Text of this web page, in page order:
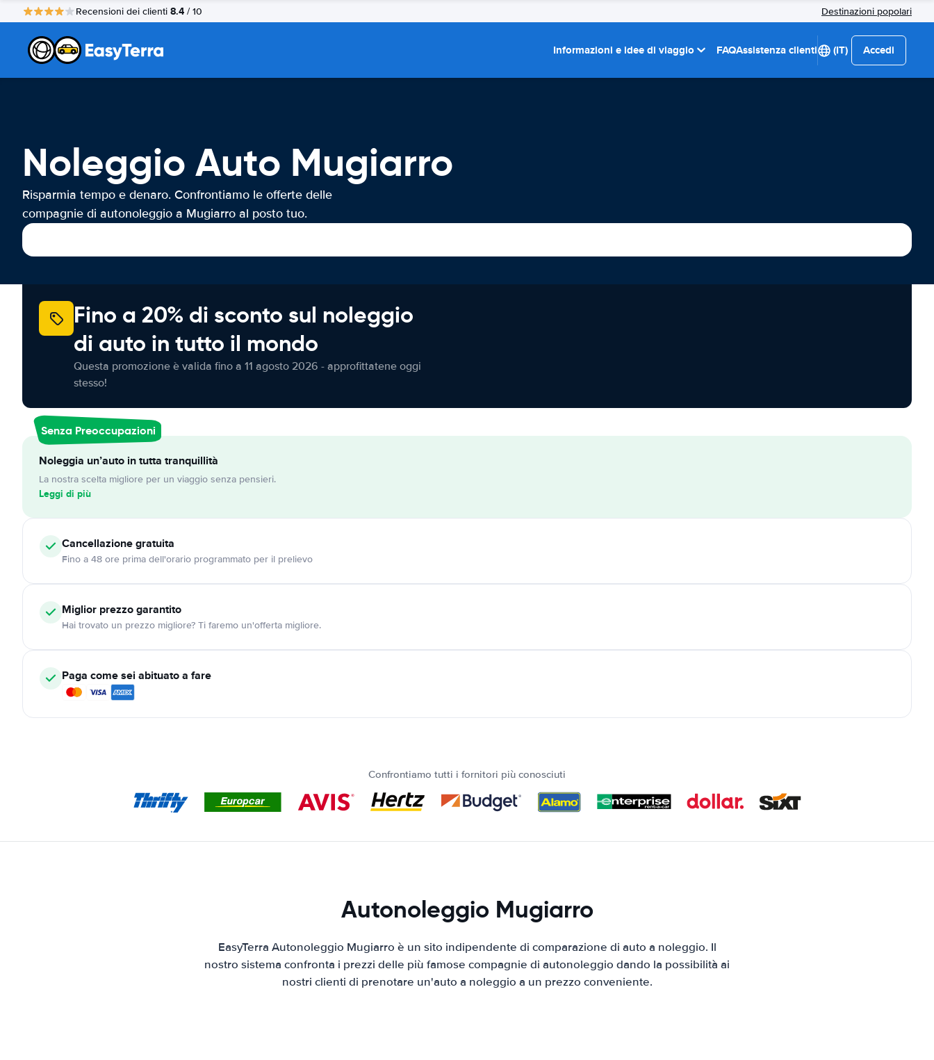
Recensioni dei clienti 8.4 / 10 Destinazioni popolari
Informazioni e idee di viaggio FAQAssistenza clienti (IT) Accedi
Noleggio Auto Mugiarro
Risparmia tempo e denaro. Confrontiamo le offerte delle
compagnie di autonoleggio a Mugiarro al posto tuo.
Fino a 20% di sconto sul noleggio
di auto in tutto il mondo
Questa promozione è valida fino a 11 agosto 2026 - approfittatene oggi
stesso!
Senza Preoccupazioni
Noleggia un’auto in tutta tranquillità
La nostra scelta migliore per un viaggio senza pensieri.
Leggi di più
Cancellazionegratuita
Fino a 48 ore prima dell'orario programmato per il prelievo
Miglior prezzo garantito
Hai trovato un prezzo migliore? Ti faremo un'offerta migliore.
Paga come sei abituato a fare
Confrontiamo tutti i fornitori più conosciuti
Autonoleggio Mugiarro
EasyTerra Autonoleggio Mugiarro è un sito indipendente di comparazione di auto a noleggio. Il
nostro sistema confronta i prezzi delle più famose compagnie di autonoleggio dando la possibilità ai
nostri clienti di prenotare un'auto a noleggio a un prezzo conveniente.